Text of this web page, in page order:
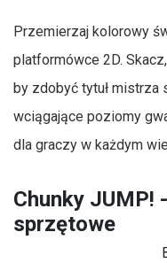
Przemierzaj kolorowy
platformówce 2D.
by zdobyć tytuł
wciągające poziomy
dla graczy w każdym
Chunky JUMP!
sprzętowe